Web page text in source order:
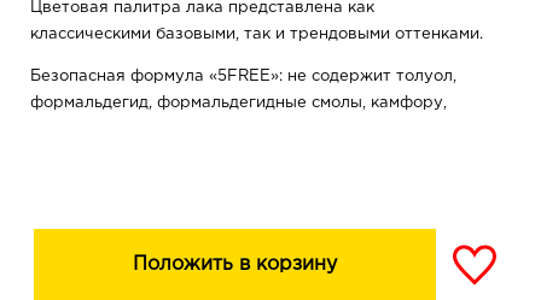
Цветовая палитра лака представлена как
классическими базовыми, так и трендовыми оттенками.
Безопасная формула «5FREE»: не содержит толуол,
формальдегид, формальдегидные смолы, камфору,
Положить в корзину